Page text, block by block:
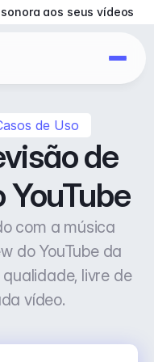
de Uso
de
YouTube
com a música
do YouTube da
livre de
vídeo.
aos seus vídeos